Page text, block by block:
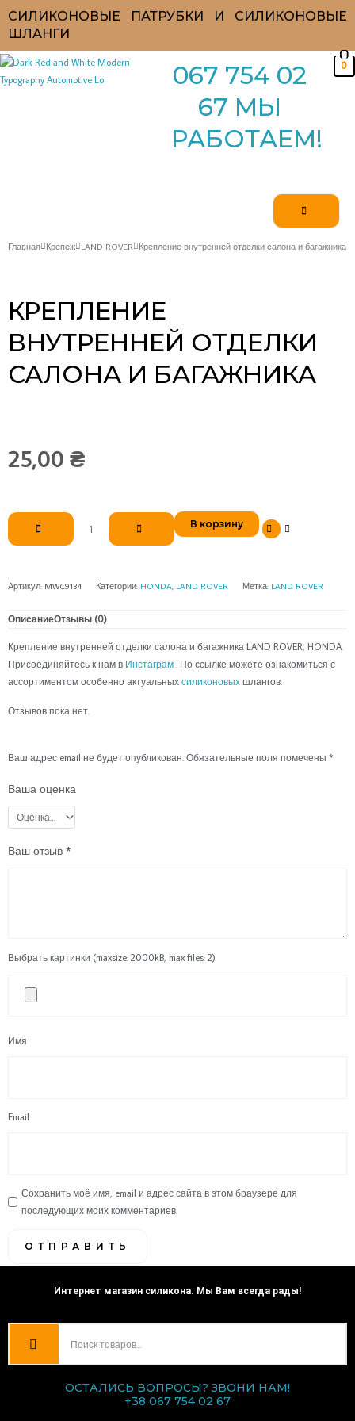
СИЛИКОНОВЫЕ ПАТРУБКИ И СИЛИКОНОВЫЕ
ШЛАНГИ
067 754 02
67 МЫ
РАБОТАЕМ!
0
Главная Крепеж LAND ROVER Крепление внутренней отделки салона и багажника
КРЕПЛЕНИЕ
ВНУТРЕННЕЙ ОТДЕЛКИ
САЛОНА И БАГАЖНИКА
25,00 ₴
Количество
товара
Крепление
отделки
и
В корзину
Артикул: MWC9134 Категории: HONDA, LAND ROVER Метка: LAND ROVER
ОписаниеОтзывы (0)
Крепление внутренней отделки салона и багажника LAND ROVER, HONDA.
Присоединяйтесь к нам в Инстаграм . По ссылке можете ознакомиться с
ассортиментом особенно актуальных силиконовых шлангов.
Отзывов пока нет.
Ваш адрес email не будет опубликован. Обязательные поля помечены *
Ваша оценка
Ваш отзыв *
Выбрать картинки (maxsize: 2000kB, max files: 2)
Имя
Email
Сохранить моё имя, email и адрес сайта в этом браузере для
последующих моих комментариев.
Интернет магазин силикона. Мы Вам всегда рады!
ОСТАЛИСЬ ВОПРОСЫ? ЗВОНИ НАМ!
+38 067 754 02 67